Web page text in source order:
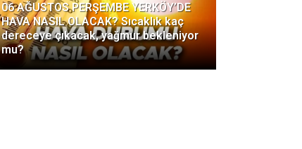
06 AĞUSTOS PERŞEMBE YERKÖY’DE
HAVA NASIL OLACAK? Sıcaklık kaç
dereceye çıkacak, yağmur bekleniyor
mu?